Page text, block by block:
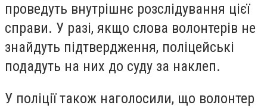
проведуть внутрішнє розслідування цієї
справи. У разі, якщо слова волонтерів не
знайдуть підтвердження, поліцейські
подадуть на них до суду за наклеп.
У поліції також наголосили, що волонтер